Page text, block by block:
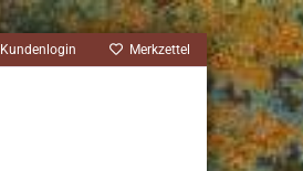
Kundenlogin Merkzettel